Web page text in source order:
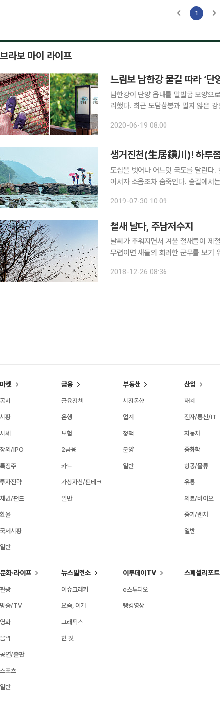
1
브라보 마이 라이프
느림보 남한강 물길 따라 ‘단
남한강이 단양 읍내를 말발굽 모양으
리했다. 최근 도담삼봉과 멀지 않은
발 단양강 잔도 남한강변 만학천봉 절
2020-06-19 08:00
생거진천(生居鎭川)! 하루
도심을 벗어나 어느덧 국도를 달린다
어서자 소음조차 숨죽인다. 숲길에서
다. 보탑사 삼층 목탑과 꽃 정원 생
2019-07-30 10:09
철새 날다, 주남저수지
날씨가 추워지면서 겨울 철새들이 제
무렵이면 새들의 화려한 군무를 보기
수지는 남쪽 지역의 특성대로 겨울에
2018-12-26 08:36
마켓
공시
시황
시세
장외/IPO
특징주
투자전략
채권/펀드
환율
국제시황
일반
금융
금융정책
은행
보험
2금융
카드
가상자산/핀테크
일반
부동산
시장동향
업계
정책
분양
일반
산업
재계
전자/통신/IT
자동차
중화학
항공/물류
유통
의료/바이오
중기/벤처
일반
문화·라이프
관광
방송/TV
영화
음악
공연/출판
스포츠
일반
뉴스발전소
이슈크래커
요즘, 이거
그래픽스
한 컷
이투데이TV
e스튜디오
랭킹영상
스페셜리포트